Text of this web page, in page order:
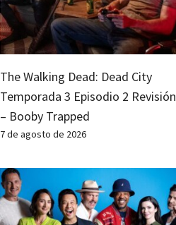
The Walking Dead: Dead City
Temporada 3 Episodio 2 Revisión
– Booby Trapped
7 de agosto de 2026